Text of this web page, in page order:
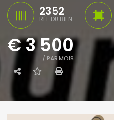
2352
RÉF DU BIEN
€ 3 500
/ PAR MOIS